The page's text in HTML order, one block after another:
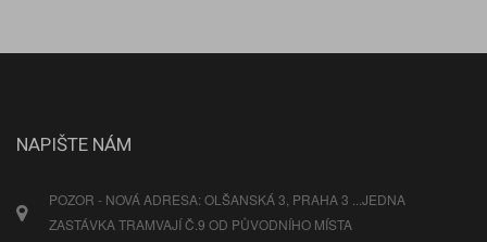
NAPIŠTE NÁM
POZOR - NOVÁ ADRESA: OLŠANSKÁ 3, PRAHA 3 ...JEDNA
ZASTÁVKA TRAMVAJÍ Č.9 OD PŮVODNÍHO MÍSTA